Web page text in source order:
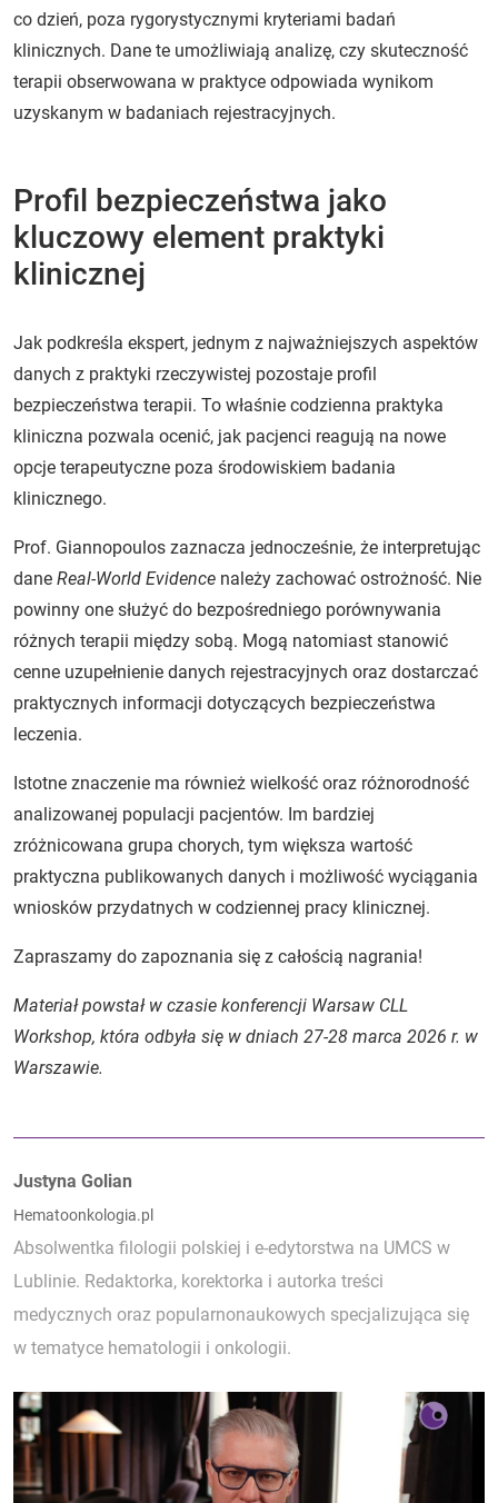
co dzień, poza rygorystycznymi kryteriami badań
klinicznych. Dane te umożliwiają analizę, czy skuteczność
terapii obserwowana w praktyce odpowiada wynikom
uzyskanym w badaniach rejestracyjnych.
Profil bezpieczeństwa jako
kluczowy element praktyki
klinicznej
Jak podkreśla ekspert, jednym z najważniejszych aspektów
danych z praktyki rzeczywistej pozostaje profil
bezpieczeństwa terapii. To właśnie codzienna praktyka
kliniczna pozwala ocenić, jak pacjenci reagują na nowe
opcje terapeutyczne poza środowiskiem badania
klinicznego.
Prof. Giannopoulos zaznacza jednocześnie, że interpretując
dane Real-World Evidence należy zachować ostrożność. Nie
powinny one służyć do bezpośredniego porównywania
różnych terapii między sobą. Mogą natomiast stanowić
cenne uzupełnienie danych rejestracyjnych oraz dostarczać
praktycznych informacji dotyczących bezpieczeństwa
leczenia.
Istotne znaczenie ma również wielkość oraz różnorodność
analizowanej populacji pacjentów. Im bardziej
zróżnicowana grupa chorych, tym większa wartość
praktyczna publikowanych danych i możliwość wyciągania
wniosków przydatnych w codziennej pracy klinicznej.
Zapraszamy do zapoznania się z całością nagrania!
Materiał powstał w czasie konferencji Warsaw CLL
Workshop, która odbyła się w dniach 27-28 marca 2026 r. w
Warszawie.
Autorzy:
Justyna Golian
Hematoonkologia.pl
Absolwentka filologii polskiej i e-edytorstwa na UMCS w
Lublinie. Redaktorka, korektorka i autorka treści
medycznych oraz popularnonaukowych specjalizująca się
w tematyce hematologii i onkologii.